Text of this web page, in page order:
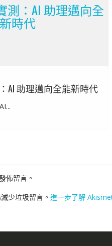
測：AI 助理邁向全
時代
AI 助理邁向全能新時代
佈留言。
少垃圾留言。 進一步了解